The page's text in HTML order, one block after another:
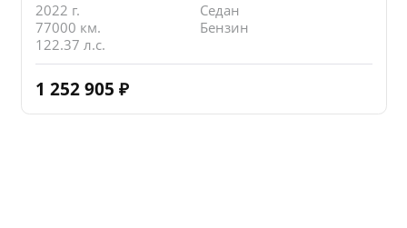
2022 г.
Седан
77000 км.
Бензин
122.37 л.с.
1 252 905 ₽